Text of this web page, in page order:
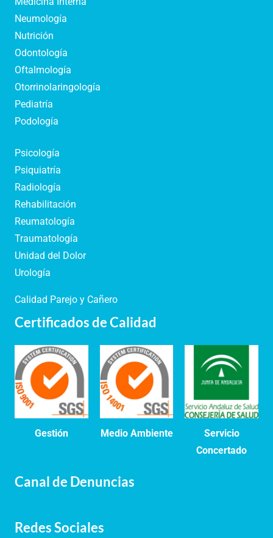
Neumología
Nutrición
Odontología
Oftalmología
Otorrinolaringología
Pediatría
Podología
Psicología
Psiquiatría
Radiología
Rehabilitación
Reumatología
Traumatología
Unidad del Dolor
Urología
Calidad Parejo y Cañero
Certificados de Calidad
Gestión Medio Ambiente
Servicio
Concertado
Canal de Denuncias
Redes Sociales